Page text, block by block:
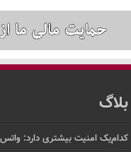
بلاگ
کدام‌یک امنیت بیشتری دارد: